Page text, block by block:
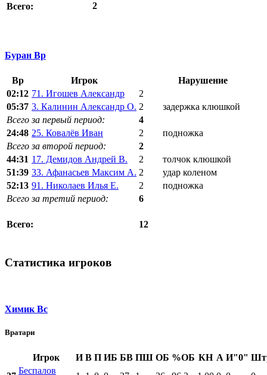
Всего: 2
Буран Вр
Вр Игрок
Нарушение
02:12 71. Игошев Александр
2
05:37 3. Калинин Александр О. 2
задержка клюшкой
Всего за первый период:
4
24:48 25. Ковалёв Иван 2
подножка
Всего за второй период:
2
44:31 17. Демидов Андрей В. 2
толчок клюшкой
51:39 33. Афанасьев Максим А. 2
удар коленом
52:13 91. Николаев Илья Е. 2
подножка
Всего за третий период:
6
Всего: 12
Статистика игроков
Химик Вс
Вратари
Игрок И В П ИБ БВ ПШ ОБ %ОБ КН А И"0"
Беспалов